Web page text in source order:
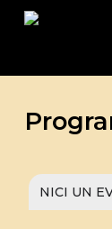
Skip
content
NICI UN